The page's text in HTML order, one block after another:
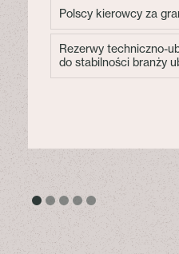
Polscy kierowcy za
Rezerwy techniczno-
do stabilności branży